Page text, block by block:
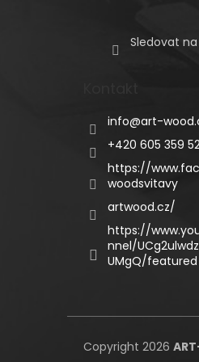
Sledovat
info@art-
+420 605 359
https://
woodsvitavy
artwood.cz/
https://
nnel/
UMgQ/featured
Copyright 2026